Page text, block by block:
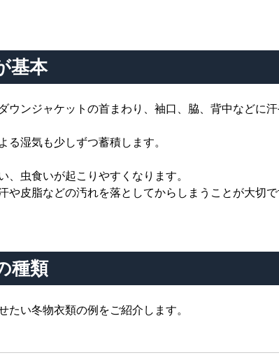
基本
ンジャケットの首まわり、袖口、脇、背中などに
る湿気も少しずつ蓄積します。
虫食いが起こりやすくなります。
皮脂などの汚れを落としてからしまうことが大切で
種類
い冬物衣類の例をご紹介します。